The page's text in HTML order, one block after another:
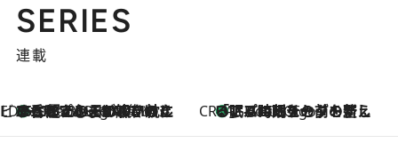
SERIES
連載
ビューティいいもの集め EDITORS' BEST
2 Hours Ago
35℃超えの日の夜、枕にひと吹き！ BAUMのルームスプレーが、ひのきの香りで心まで解きほぐす CREA'S CHOICE
2 Hours Ago
「眠る時刻をセットする」——眠りの前を整える、バルミューダの新しいアプローチ